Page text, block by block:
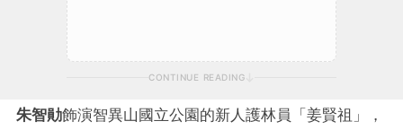
CONTINUE READING
朱智勛飾演智異山國立公園的新人護林員「姜賢祖」，